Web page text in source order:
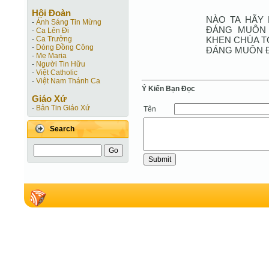
Hội Ðoàn
- Ánh Sáng Tin Mừng
- Ca Lên Đi
- Ca Trưởng
- Dòng Đồng Công
- Mẹ Maria
- Người Tin Hữu
- Việt Catholic
- Việt Nam Thánh Ca
Giáo Xứ
- Bản Tin Giáo Xứ
Search
NÀO TA HÃY
ĐÁNG
KHEN CHÚA
ĐÁNG MUÔN
Ý Kiến Bạn Ðọc
Tên